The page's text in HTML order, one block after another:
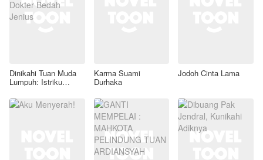
Dinikahi Tuan Muda
Lumpuh: Istriku
Bedah Jenius
Karma Suami
Durhaka
Jodoh Cinta Lama